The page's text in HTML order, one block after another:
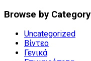
Browse by Category
Uncategorized
Βίντεο
Γενικά